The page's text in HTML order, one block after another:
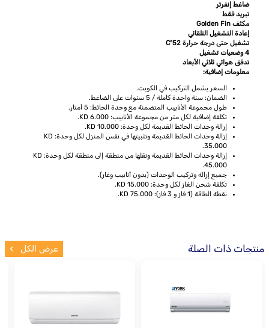
ضاغط إنفرتر
تبريد فقط
مكثف Golden Fin
إعادة التشغيل التلقائي
تشغيل حتى درجة حرارة 52°C
4 وضعيات تشغيل
تدفق هوائي ثلاثي الأبعاد
معلومات إضافية:
السعر يشمل التركيب في الكويت.
الضمان: سنة واحدة كاملة / 5 سنوات على الضاغط.
طول مجموعة الأنابيب المتضمنة مع وحدة الحائط: 5 أمتار.
تكلفة إضافية لكل متر من مجموعة الأنابيب: KD 6.000.
إزالة وحدات الحائط القديمة لكل وحدة: KD 10.000.
إزالة وحدات الحائط القديمة وتثبيتها في نفس المنزل لكل وحدة: KD
35.000.
إزالة وحدات الحائط القديمة ونقلها من منطقة إلى منطقة لكل وحدة: KD
45.000.
جميع إزالة وتركيب الوحدات (بدون أنابيب وغاز).
تكلفة شحن الغاز لكل وحدة: KD 15.000.
نقطة الطاقة (1 فاز و 3 فاز): KD 75.000.
منتجات ذات الصلة عرض الكل